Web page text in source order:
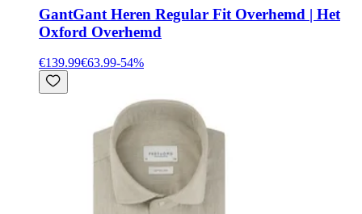
GantGant Heren Regular Fit Overhemd | Het
Oxford Overhemd
€139.99€63.99-54%